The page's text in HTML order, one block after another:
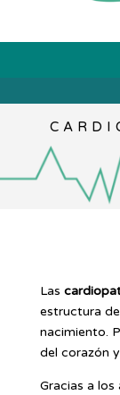
Las
estructura
nacimiento.
del corazón
Gracias a